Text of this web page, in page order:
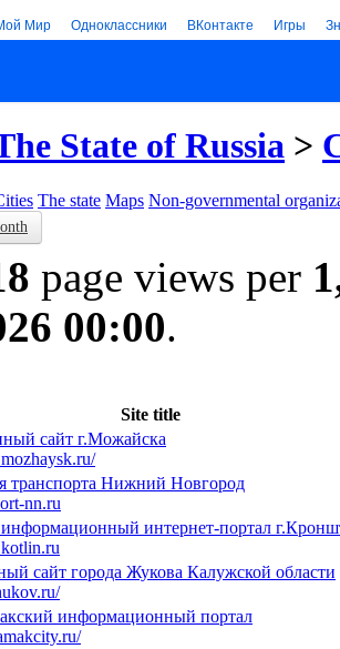
Мир Одноклассники ВКонтакте Игры
State of Russia >
The state Maps Non-governmental
page views per
00:00.
Site title
сайт г.Можайска
транспорта Нижний Новгород
nn.ru
интернет-портал
сайт города Жукова Калужской области
информационный портал